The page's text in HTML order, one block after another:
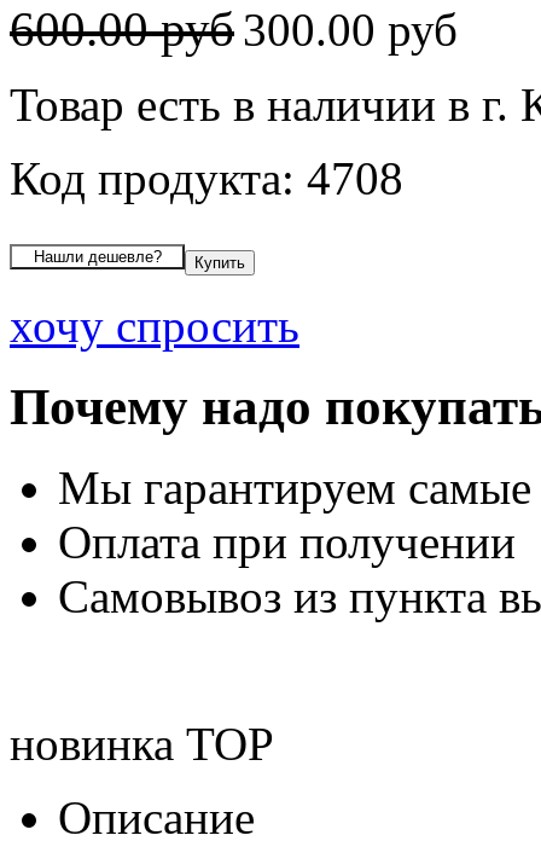
600.00 руб300.00 руб
Товар есть в наличии в г.
Код продукта: 4708
хочу спросить
Почему надо
Мы гарантируем
Оплата при получении
Самовывоз из пункта
новинка TOP
Описание